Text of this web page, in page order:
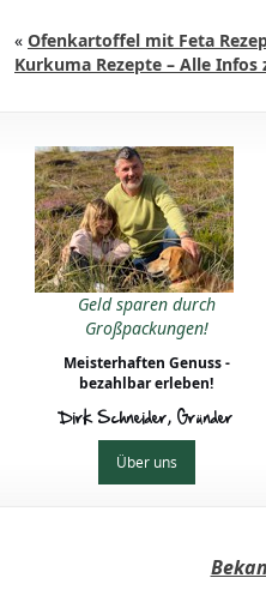
« Ofenkartoffel mit Feta
Kurkuma Rezepte – Alle
Geld sparen durch
Großpackungen!
Meisterhaften Genuss -
bezahlbar erleben!
Dirk Schneider, Gründer
Über uns